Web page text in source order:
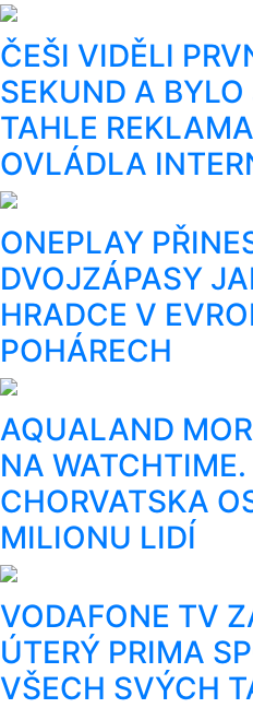
ČEŠI VIDĚLI
SEKUND A
TAHLE
OVLÁDLA
ONEPLAY
DVOJZÁPASY
HRADCE V
POHÁRECH
AQUALAND
NA
CHORVATSKA
MILIONU LIDÍ
VODAFONE TV
ÚTERÝ PRIMA
VŠECH SVÝCH